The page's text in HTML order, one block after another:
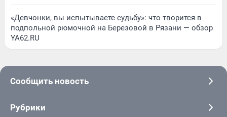
«Девчонки, вы испытываете судьбу»: что творится в
подпольной рюмочной на Березовой в Рязани — обзор
YA62.RU
Сообщить новость
Рубрики